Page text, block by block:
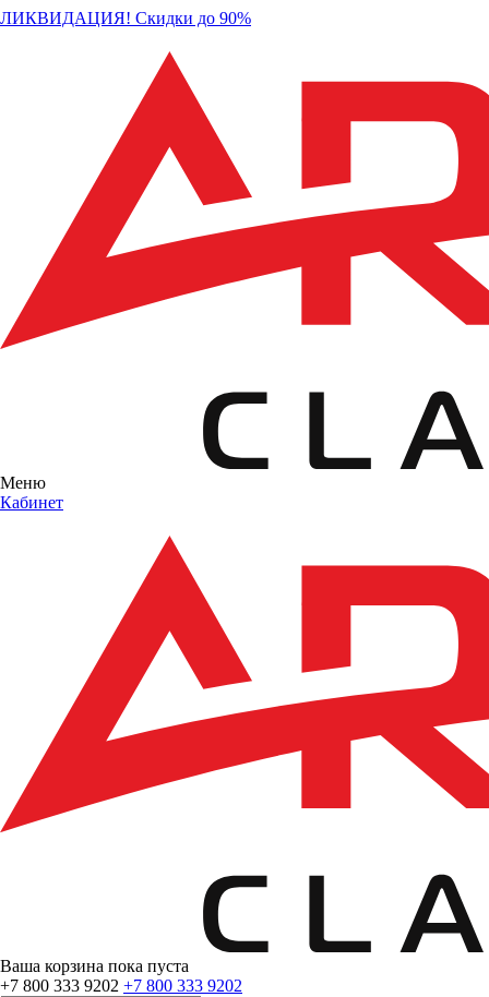
ЛИКВИДАЦИЯ! Скидки до 90%
Меню
Кабинет
Ваша корзина пока пуста
+7 800 333 9202 +7 800 333 9202